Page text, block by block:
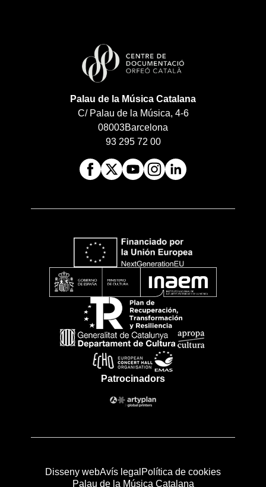
Palau de la Música Catalana
C/ Palau de la Música, 4-6
08003Barcelona
93 295 72 00
Patrocinadors
Disseny webAvís legal Política de cookies
Palau de la Música Catalana